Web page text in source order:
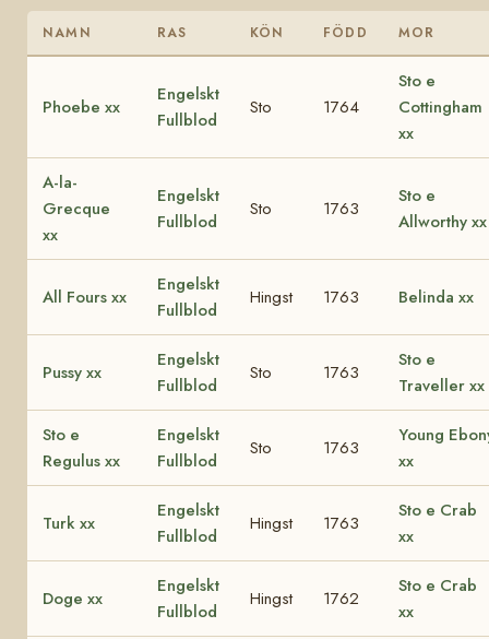
NAMN RAS KÖN FÖDD MOR
Phoebe xx
Engelskt
Fullblod
Sto 1764
Sto e
Cottingham
xx
A-la-
Grecque
xx
Engelskt
Fullblod
Sto 1763
Sto e
Allworthy xx
All Fours xx
Engelskt
Fullblod
Hingst 1763 Belinda xx
Pussy xx
Engelskt
Fullblod
Sto 1763
Sto e
Traveller xx
Sto e
Regulus xx
Engelskt
Fullblod
Sto 1763
Young
xx
Turk xx
Engelskt
Fullblod
Hingst 1763
Sto e Crab
xx
Doge xx
Engelskt
Fullblod
Hingst 1762
Sto e Crab
xx